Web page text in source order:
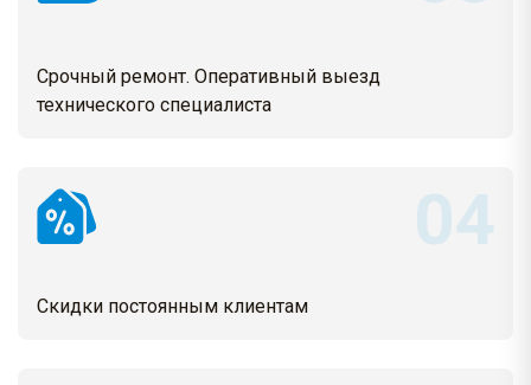
Срочный ремонт. Оперативный выезд
технического специалиста
Скидки постоянным клиентам